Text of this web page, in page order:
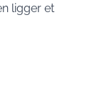
ligger et